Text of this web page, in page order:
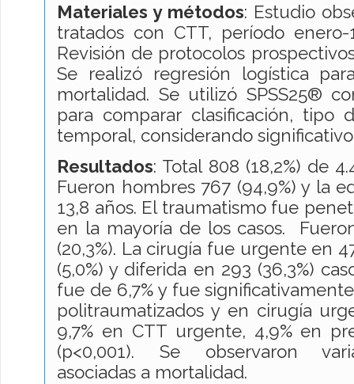
Materiales y métodos: Estudio
tratados con CTT, período enero-
Revisión de protocolos
Se realizó regresión logística
mortalidad. Se utilizó SPSS25®
para comparar clasificación, tipo
temporal, considerando significativo
Resultados: Total 808 (18,2%) de
Fueron hombres 767 (94,9%) y la
13,8 años. El traumatismo fue
en la mayoría de los casos.
(20,3%). La cirugía fue urgente en
(5,0%) y diferida en 293 (36,3%)
fue de 6,7% y fue
politraumatizados y en cirugía
9,7% en CTT urgente, 4,9% en
(p<0,001). Se observaron
asociadas a mortalidad.